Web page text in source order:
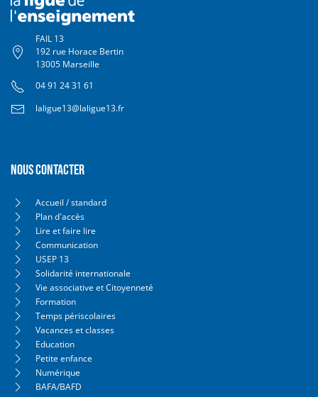
FAIL 13
192 rue Horace Bertin
13005 Marseille
04 91 24 31 61
laligue13@laligue13.fr
Nous contacter
Accueil / standard
Plan d'accès
Lire et faire lire
Communication
USEP 13
Solidarité internationale
Vie associative et Citoyenneté
Formation
Temps périscolaires
Vacances et classes
Education
Petite enfance
Numérique
BAFA/BAFD